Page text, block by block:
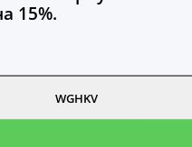
15%.
WGHKV